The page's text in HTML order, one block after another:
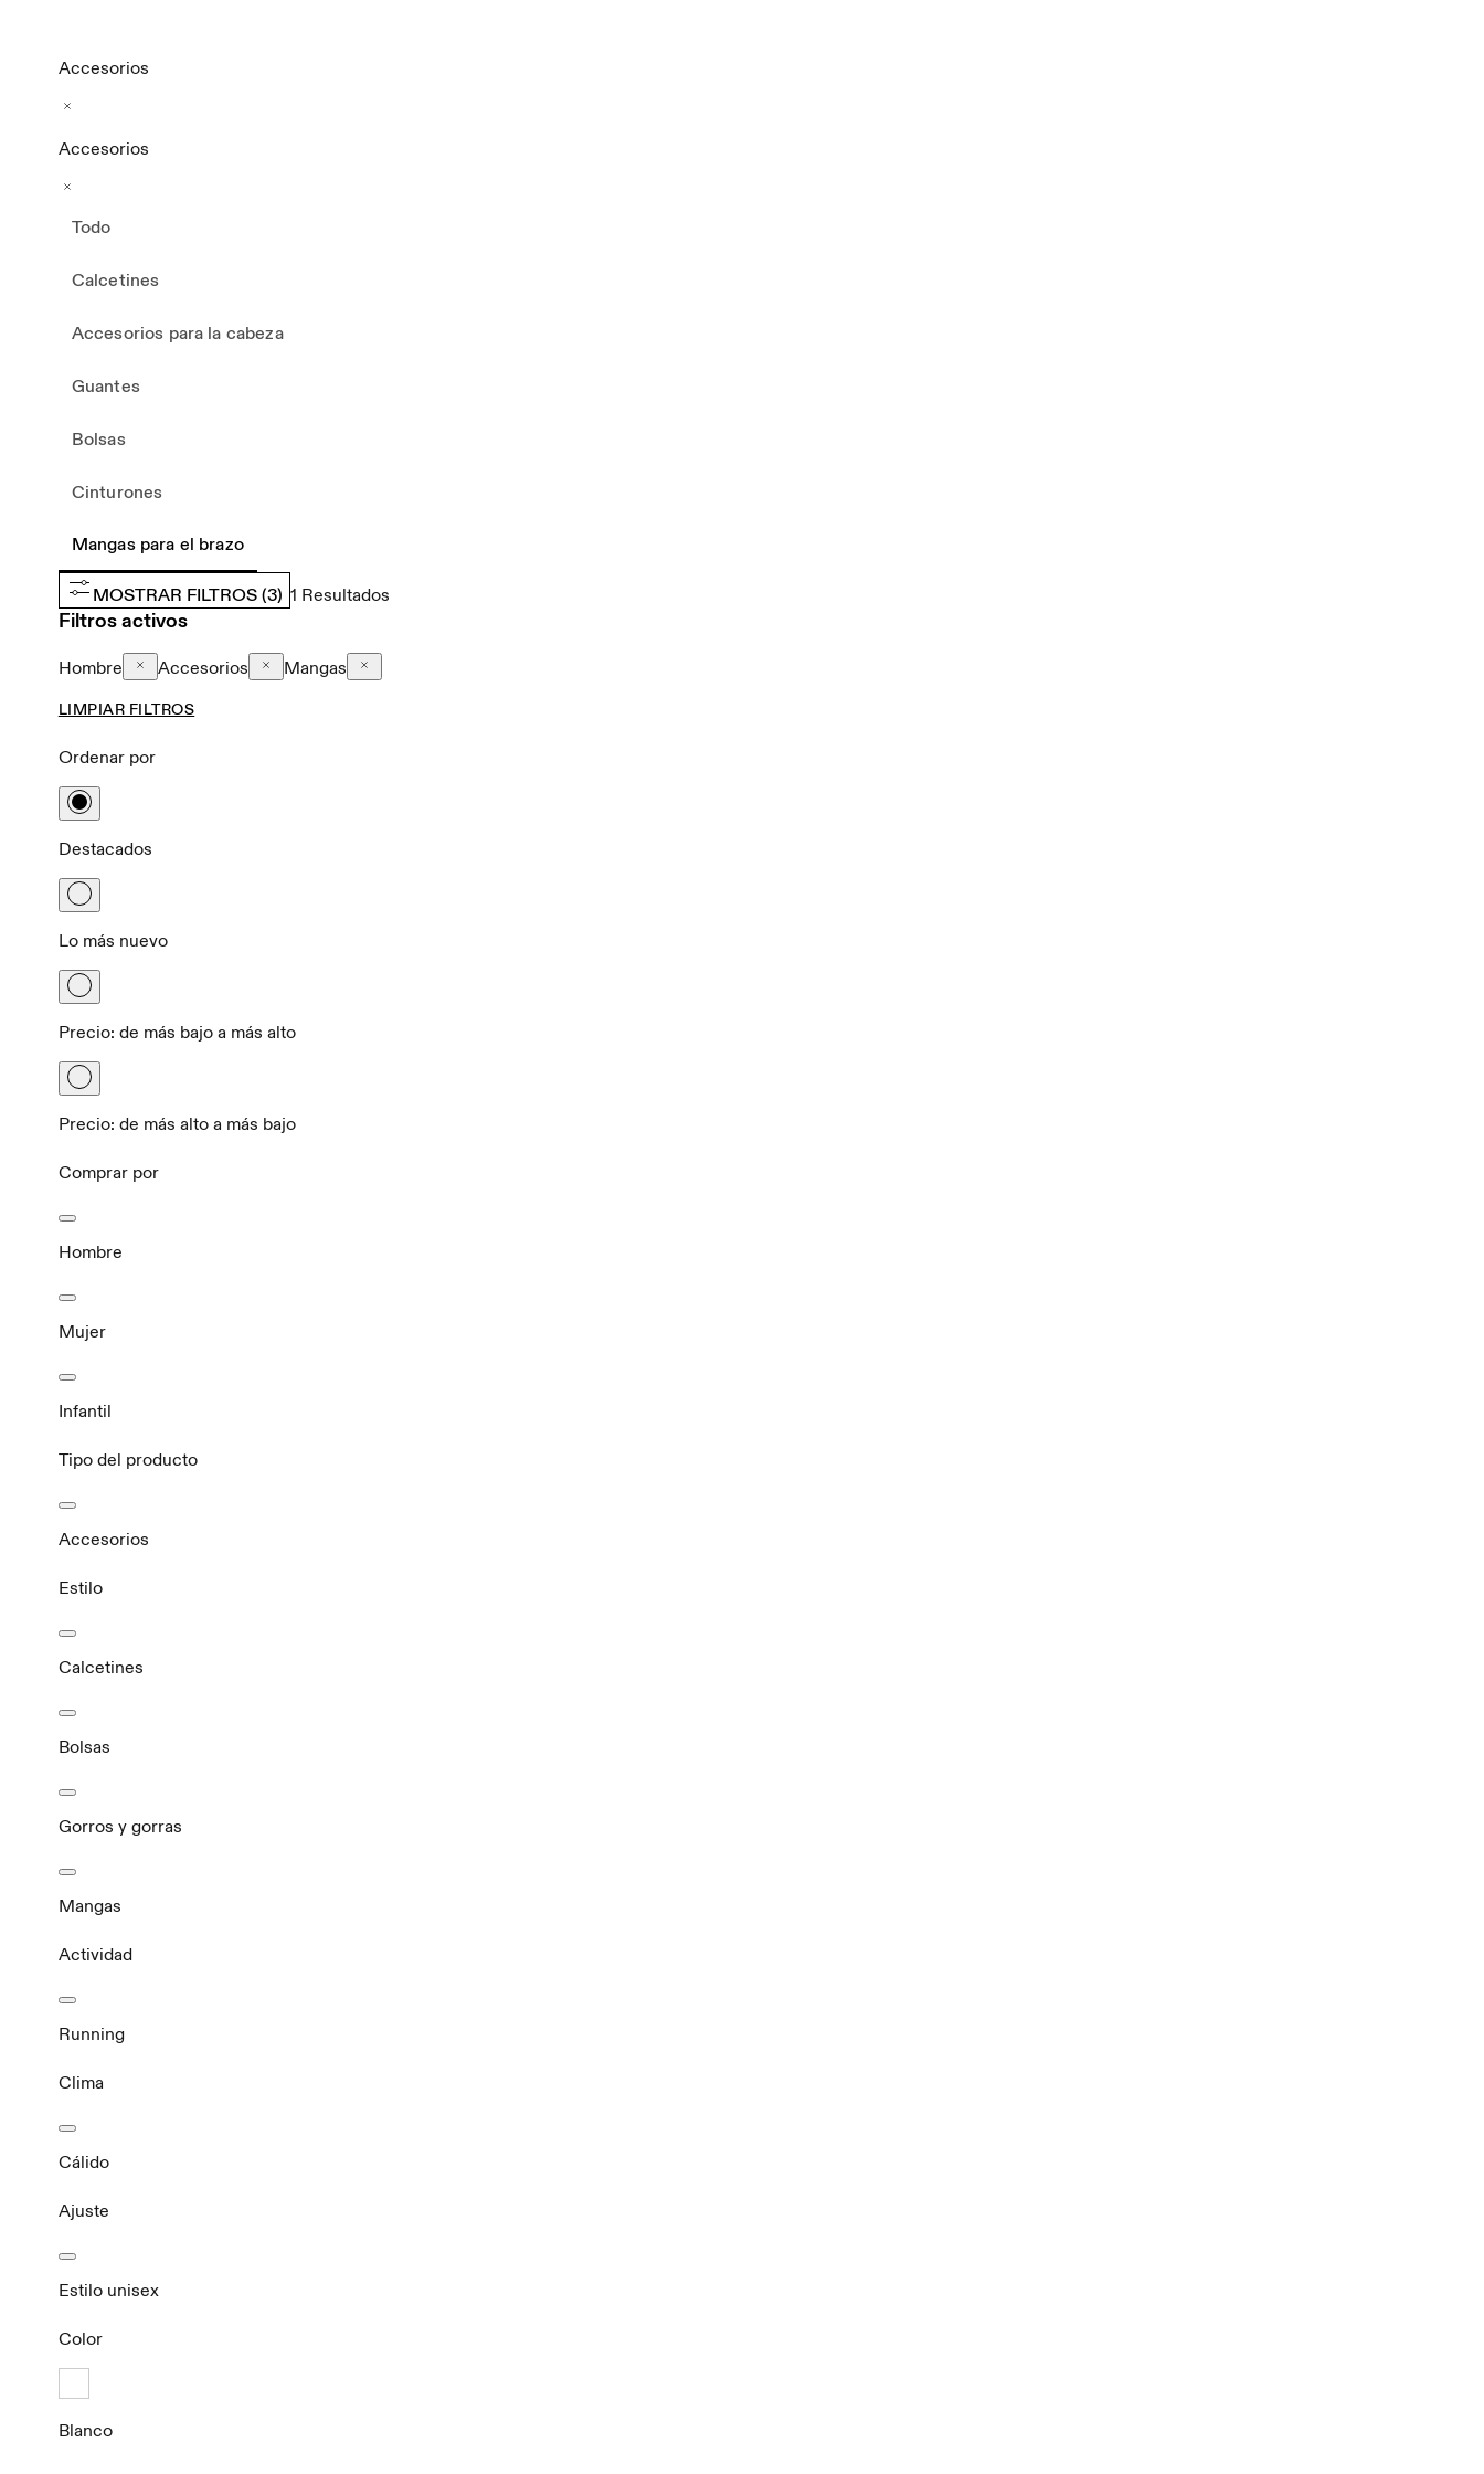
Accesorios
Accesorios
Todo
Calcetines
Accesorios para la cabeza
Guantes
Bolsas
Cinturones
Mangas para el brazo
MOSTRAR FILTROS (3) 1 Resultados
Filtros activos
Hombre Accesorios Mangas
LIMPIAR FILTROS
Ordenar por
Destacados
Lo más nuevo
Precio: de más bajo a más alto
Precio: de más alto a más bajo
Comprar por
Hombre
Mujer
Infantil
Tipo del producto
Accesorios
Estilo
Calcetines
Bolsas
Gorros y gorras
Mangas
Actividad
Running
Clima
Cálido
Ajuste
Estilo unisex
Color
Blanco